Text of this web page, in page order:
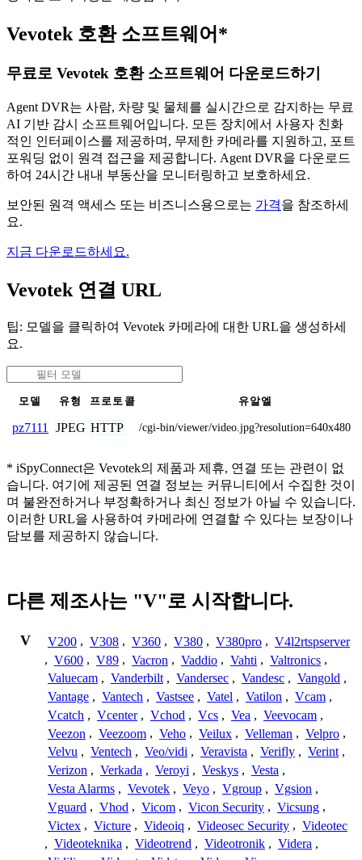
Vevotek 호환 소프트웨어*
무료로 Vevotek 호환 소프트웨어 다운로드하기
Agent DVR는 사람, 차량 및 물체를 실시간으로 감지하는 무료
AI 기반 감시 소프트웨어입니다. 모든 장치에서 사용자 친화
적인 인터페이스를 제공하며, 무제한 카메라를 지원하고, 포트
포워딩 없이 원격 접근을 제공합니다. Agent DVR을 다운로드
하여 24시간 내내 부동산을 모니터링하고 보호하세요.
보안된 원격 액세스 또는 비즈니스용으로는 가격을 참조하세
요.
지금 다운로드하세요.
Vevotek 연결 URL
팁: 모델을 클릭하여 Vevotek 카메라에 대한 URL을 생성하세
요.
모델 유형 프로토콜 유알엘
pz7111 JPEG HTTP /cgi-bin/viewer/video.jpg?resolution=640x480
* iSpyConnect은 Vevotek의 제품과 제휴, 연결 또는 관련이 없
습니다. 여기에 제공된 연결 정보는 커뮤니티에서 수집한 것이
며 불완전하거나 부정확하거나 최신 정보가 아닐 수 있습니다.
이러한 URL을 사용하여 카메라에 연결할 수 있다는 보장이나
담보를 제공하지 않습니다.
다른 제조사는 "V"로 시작합니다.
V V200 , V308 , V360 , V380 , V380pro , V4l2rtspserver
, V600 , V89 , Vacron , Vaddio , Vahti , Valtronics ,
Valuecam , Vanderbilt , Vandersec , Vandesc , Vangold ,
Vantage , Vantech , Vastsee , Vatel , Vatilon , Vcam ,
Vcatch , Vcenter , Vchod , Vcs , Vea , Veevocam ,
Veezon , Veezoom , Veho , Veilux , Velleman , Velpro ,
Velvu , Ventech , Veo/vidi , Veravista , Verifly , Verint ,
Verizon , Verkada , Veroyi , Veskys , Vesta ,
Vesta Alarms , Vevotek , Veyo , Vgroup , Vgsion ,
Vguard , Vhod , Vicom , Vicon Security , Vicsung ,
Victex , Victure , Videoiq , Videosec Security , Videotec
, Videoteknika , Videotrend , Videotronik , Videra ,